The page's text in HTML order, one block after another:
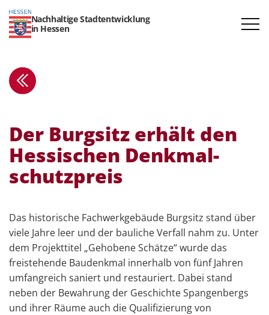
Nachhaltige Stadtentwicklung
in Hessen
Der Burgsitz erhält den
Hessi­schen Denkmal­
schutz­preis
Das historische Fachwerkgebäude Burgsitz stand über
viele Jahre leer und der bauliche Verfall nahm zu. Unter
dem Projekttitel „Gehobene Schätze“ wurde das
freistehende Baudenkmal innerhalb von fünf Jahren
umfangreich saniert und restauriert. Dabei stand
neben der Bewahrung der Geschichte Spangenbergs
und ihrer Räume auch die Qualifizierung von